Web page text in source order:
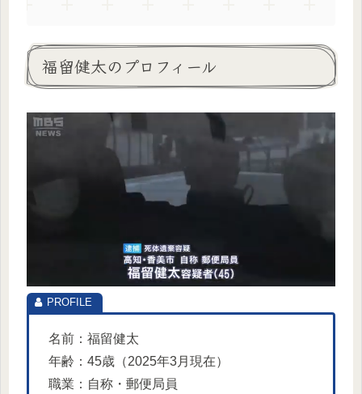
福留健太のプロフィール
名前：福留健太
年齢：45歳（2025年3月現在）
職業：自称・郵便局員